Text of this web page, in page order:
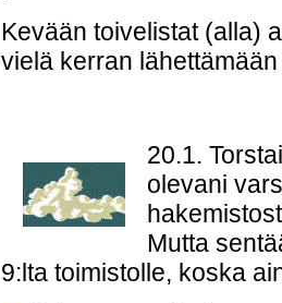
Kevään toivelistat (alla)
vielä kerran
20.1.
olevani
Mutta
9:lta toimistolle, koska